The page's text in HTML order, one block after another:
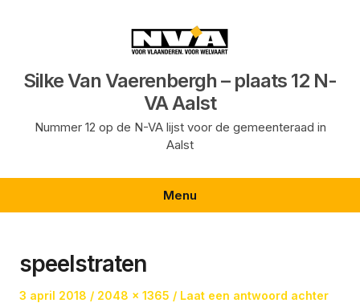
inhoudSilke Van Vaerenbergh – plaats 12 N-
VA Aalst
Nummer 12 op de N-VA lijst voor de gemeenteraad in
Aalst
Menu
speelstraten
Geplaatst
3 april 2018
Volledige
2048 × 1365 Laat een antwoord achter